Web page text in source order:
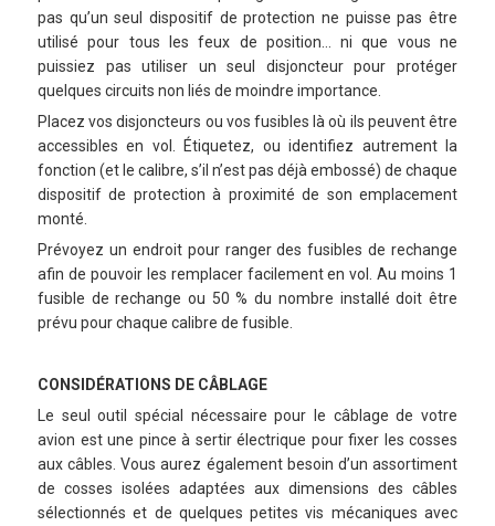
pas qu’un seul dispositif de protection ne puisse pas être
utilisé pour tous les feux de position… ni que vous ne
puissiez pas utiliser un seul disjoncteur pour protéger
quelques circuits non liés de moindre importance.
Placez vos disjoncteurs ou vos fusibles là où ils peuvent être
accessibles en vol. Étiquetez, ou identifiez autrement la
fonction (et le calibre, s’il n’est pas déjà embossé) de chaque
dispositif de protection à proximité de son emplacement
monté.
Prévoyez un endroit pour ranger des fusibles de rechange
afin de pouvoir les remplacer facilement en vol. Au moins 1
fusible de rechange ou 50 % du nombre installé doit être
prévu pour chaque calibre de fusible.
CONSIDÉRATIONS DE CÂBLAGE
Le seul outil spécial nécessaire pour le câblage de votre
avion est une pince à sertir électrique pour fixer les cosses
aux câbles. Vous aurez également besoin d’un assortiment
de cosses isolées adaptées aux dimensions des câbles
sélectionnés et de quelques petites vis mécaniques avec